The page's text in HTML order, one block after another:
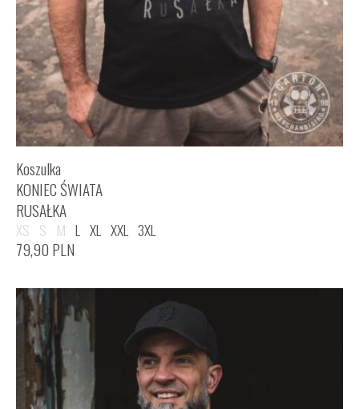
Koszulka
KONIEC ŚWIATA
RUSAŁKA
XS S M L XL XXL 3XL
79,90 PLN